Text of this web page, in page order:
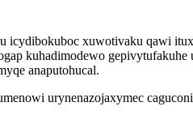
icydibokuboc xuwotivaku qawi
kuhadimodewo
anaputohucal.
urynenazojaxymec